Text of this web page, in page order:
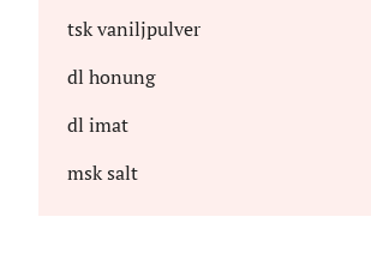
tskvaniljpulver
dl honung
dl imat
msksalt